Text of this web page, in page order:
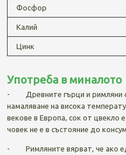
Фосфор
Калий
Цинк
Употреба в миналото
- Древните гърци и римляни
намаляване на висока
векове в Европа, сок от цвекло
човек не е в състояние до
- Римляните вярват, че ако